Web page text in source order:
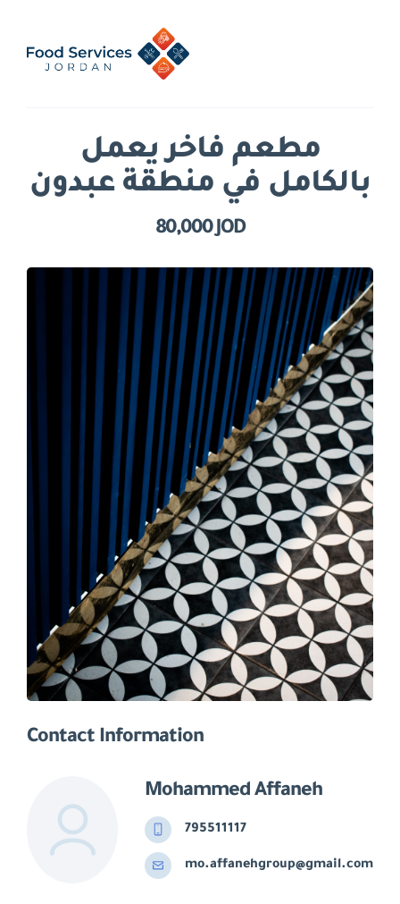
مطعم فاخر يعمل
بالكامل في منطقة عبدون
80,000 JOD
Contact Information
Mohammed Affaneh
795511117
mo.affanehgroup@gmail.com